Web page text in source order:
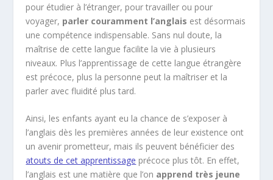
pour étudier à l’étranger, pour travailler ou pour
voyager, parler couramment l’anglais est désormais
une compétence indispensable. Sans nul doute, la
maîtrise de cette langue facilite la vie à plusieurs
niveaux. Plus l’apprentissage de cette langue étrangère
est précoce, plus la personne peut la maîtriser et la
parler avec fluidité plus tard.
Ainsi, les enfants ayant eu la chance de s’exposer à
l’anglais dès les premières années de leur existence ont
un avenir prometteur, mais ils peuvent bénéficier des
atouts de cet apprentissage précoce plus tôt. En effet,
l’anglais est une matière que l’on apprend très jeune